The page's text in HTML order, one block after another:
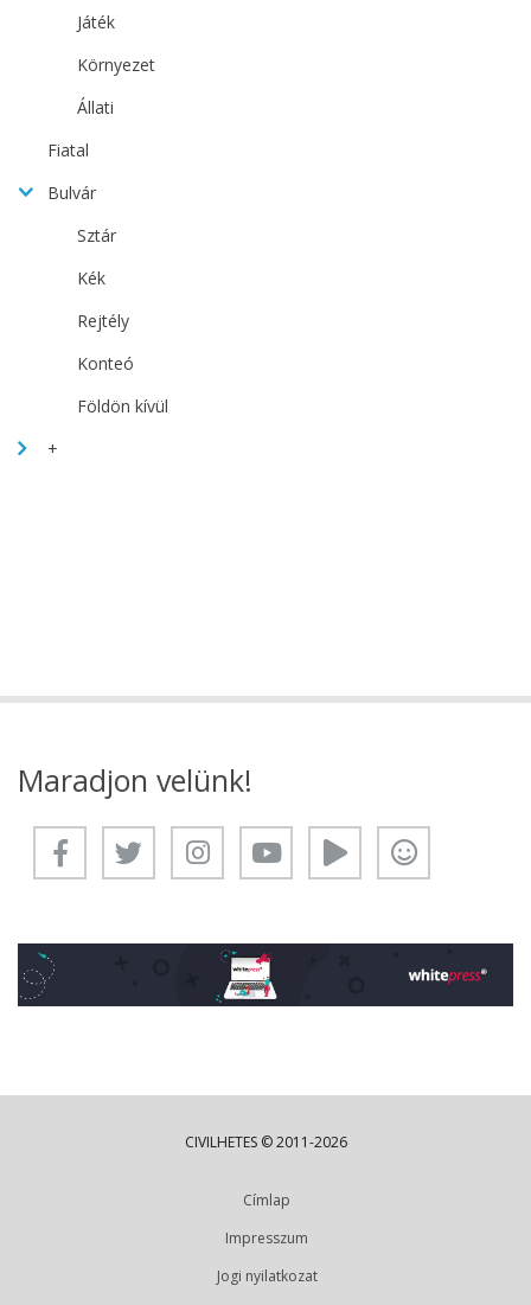
Játék
Környezet
Állati
Fiatal
Bulvár
Sztár
Kék
Rejtély
Konteó
Földön kívül
+
Maradjon velünk!
CIVILHETES © 2011-2026
Címlap
Impresszum
Jogi nyilatkozat